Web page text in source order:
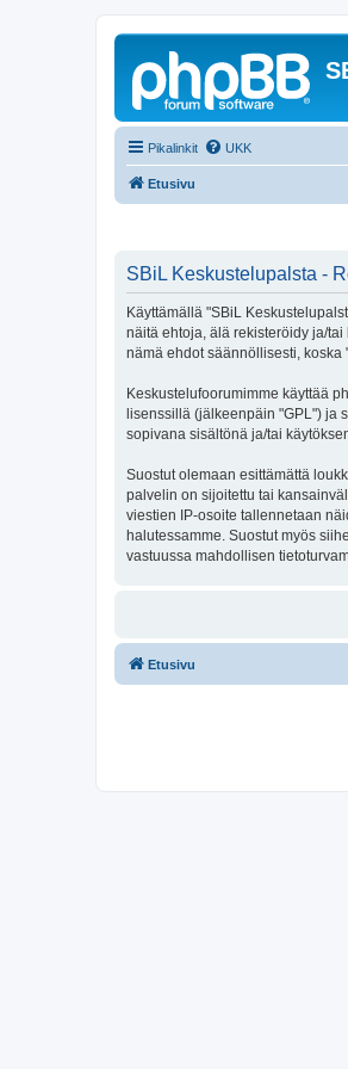
Pikalinkit UKK
Etusivu
SBiL Keskustelupalsta -
Käyttämällä "SBiL
näitä ehtoja, älä rekisteröidy ja/
nämä ehdot säännöllisesti, koska
Keskustelufoorumimme käyttää
lisenssillä (jälkeenpäin "GPL") ja
sopivana sisältönä ja/tai
Suostut olemaan esittämättä
palvelin on sijoitettu tai
viestien IP-osoite tallennetaan
halutessamme. Suostut myös
vastuussa mahdollisen
Etusivu